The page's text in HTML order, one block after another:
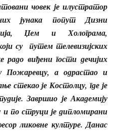
човек је илустратор
јунака попут Дизни
Џем и Холограма,
су путем телевизијских
радо виђени гости дечијих
Пожаревцу, а одрастао и
стекао је Костолцу, где је
Завршио је Академију
по струци је дипломирани
ликовне културе. Данас